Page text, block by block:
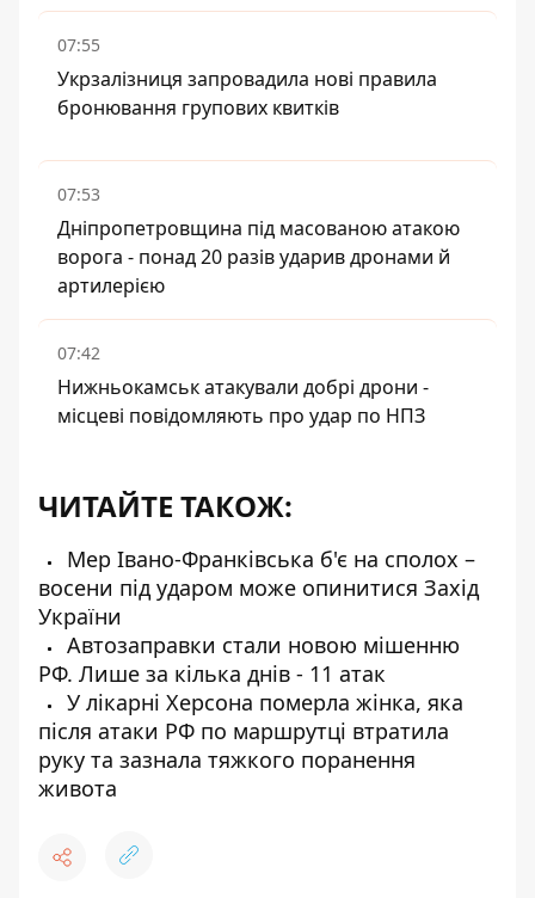
07:55
Укрзалізниця запровадила нові правила
бронювання групових квитків
07:53
Дніпропетровщина під масованою атакою
ворога - понад 20 разів ударив дронами й
артилерією
07:42
Нижньокамськ атакували добрі дрони -
місцеві повідомляють про удар по НПЗ
ЧИТАЙТЕ ТАКОЖ:
Мер Івано-Франківська б'є на сполох –
восени під ударом може опинитися Захід
України
Автозаправки стали новою мішенню
РФ. Лише за кілька днів - 11 атак
У лікарні Херсона померла жінка, яка
після атаки РФ по маршрутці втратила
руку та зазнала тяжкого поранення
живота